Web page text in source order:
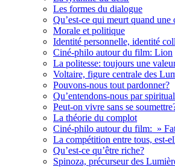
Les formes du dialogue
Qu’est-ce qui meurt quand
Morale et politique
Identité personnelle, identité
Ciné-philo autour du film: Lion
La politesse: toujours une
Voltaire, figure centrale des
Pouvons-nous tout pardonner?
Qu’entendons-nous par
Peut-on vivre sans se
La théorie du complot
Ciné-philo autour du film: »
La compétition entre tous, est-
Qu’est-ce qu’être riche?
Spinoza, précurseur des